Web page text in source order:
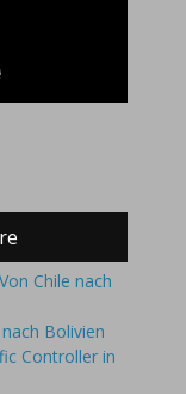
Chile nach
Bolivien
Controller in